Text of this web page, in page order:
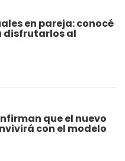
en pareja: conocé
disfrutarlos al
que el nuevo
con el modelo